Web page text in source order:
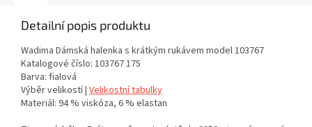
Detailní popis produktu
Wadima Dámská halenka s krátkým rukávem model 103767
Katalogové číslo: 103767 175
Barva: fialová
Výběr velikostí | Velikostní tabulky
Materiál: 94 % viskóza, 6 % elastan